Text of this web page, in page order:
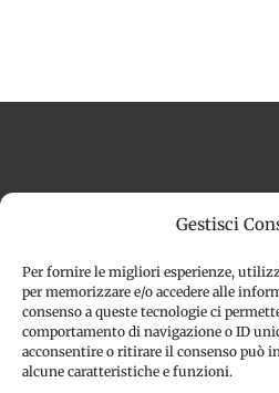
Gestisci
Per fornire le migliori esperienze,
per memorizzare e/o accedere alle
consenso a queste tecnologie ci
comportamento di navigazione o ID
acconsentire o ritirare il consenso può
alcune caratteristiche e funzioni.
Dichiarazione